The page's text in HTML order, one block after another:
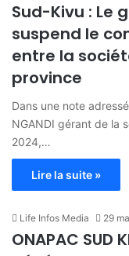
Sud-Kivu : Le
suspend le
entre la
province
Dans une note
NGANDI gérant de la
2024,…
Lire la suite »
Life Infos Media 29
ONAPAC SUD